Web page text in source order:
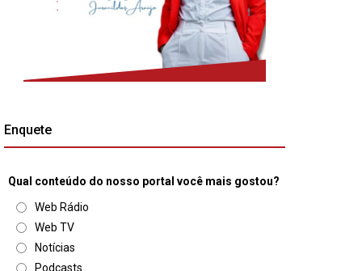
Enquete
Qual conteúdo do nosso portal você mais gostou?
Web Rádio
Web TV
Notícias
Podcasts